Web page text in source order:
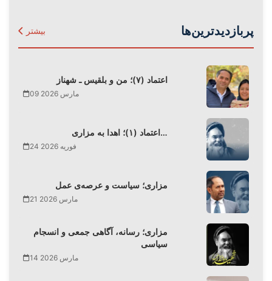
پربازدیدترین‌ها بیشتر
اعتماد (۷)؛ من و بلقیس ـ شهناز
09 مارس 2026
اعتماد (۱)؛ اهدا به مزاری…
24 فوریه 2026
مزاری؛ سیاست و عرصه‌ی عمل
21 مارس 2026
مزاری؛ رسانه، آگاهی جمعی و انسجام
سیاسی
14 مارس 2026